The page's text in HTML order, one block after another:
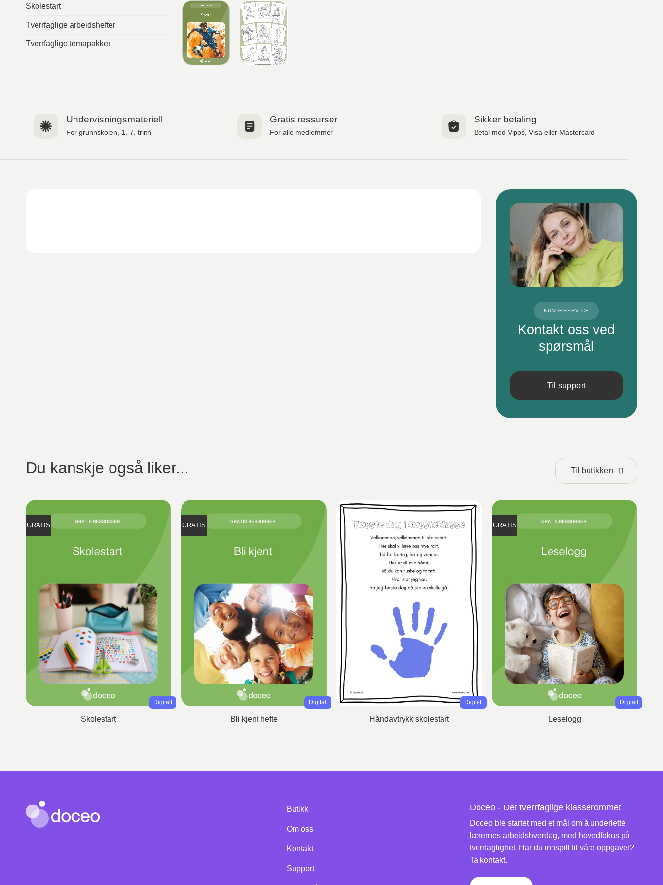
Skolestart
Tverrfaglige arbeidshefter
Tverrfaglige temapakker
Undervisningsmateriell
For grunnskolen, 1.-7. trinn
Gratis ressurser
For alle medlemmer
Sikker betaling
Betal med Vipps, Visa eller Mastercard
KUNDESERVICE
Kontakt oss ved
spørsmål
Til support
Du kanskje også liker... Til butikken
GRATIS
Digitalt
Skolestart
GRATIS
Digitalt
Bli kjent hefte
Digitalt
Håndavtrykk skolestart
GRATIS
Digitalt
Leselogg
Butikk
Om oss
Kontakt
Support
Doceo - Det tverrfaglige klasserommet
Doceo ble startet med et mål om å underlette
lærernes arbeidshverdag, med hovedfokus på
tverrfaglighet. Har du innspill til våre oppgaver?
Ta kontakt.